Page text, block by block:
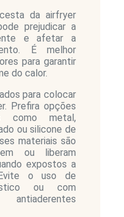
da airfryer
prejudicar a
e afetar a
É melhor
para garantir
do calor.
para colocar
Prefira opções
como metal,
ou silicone de
materiais são
ou liberam
expostos a
o uso de
ou com